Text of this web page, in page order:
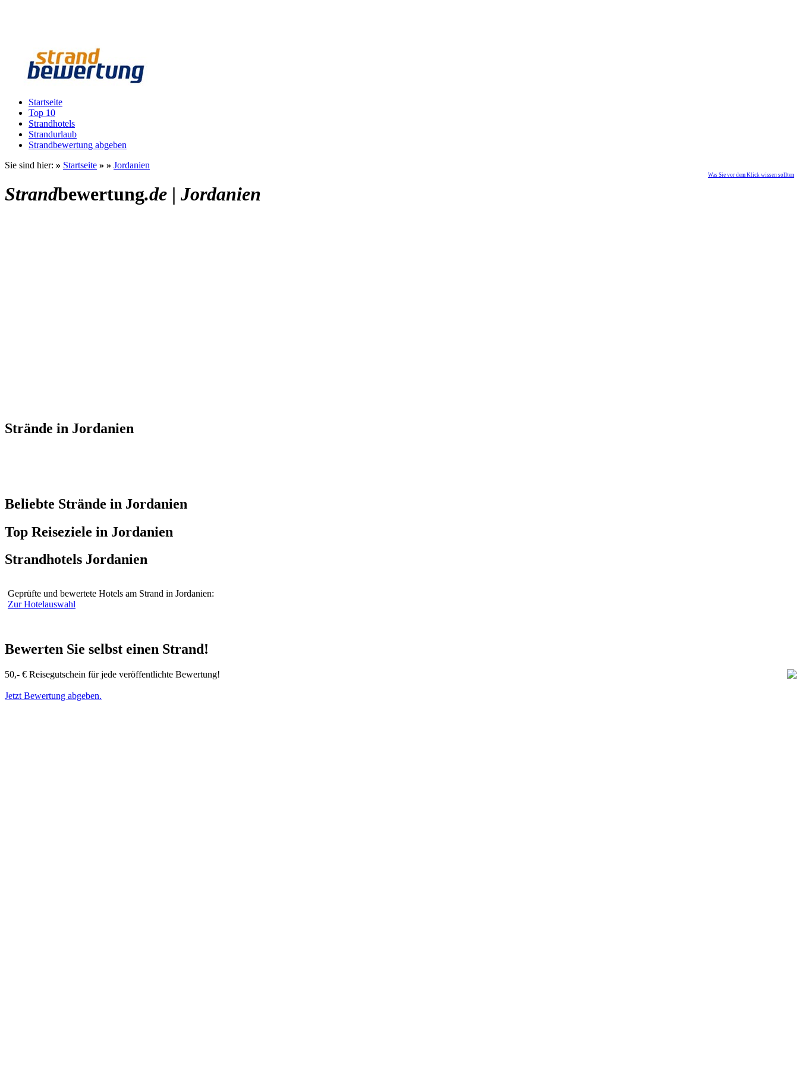
Startseite
Top 10
Strandhotels
Strandurlaub
Strandbewertung abgeben
Was Sie vor dem Klick wissen sollten
Sie sind hier: » Startseite » » Jordanien
Strandbewertung.de | Jordanien
Strände in Jordanien
Beliebte Strände in Jordanien
Top Reiseziele in Jordanien
Strandhotels Jordanien
Geprüfte und bewertete Hotels am Strand in Jordanien:
Zur Hotelauswahl
Bewerten Sie selbst einen Strand!
50,- € Reisegutschein für jede veröffentlichte Bewertung!
Jetzt Bewertung abgeben.